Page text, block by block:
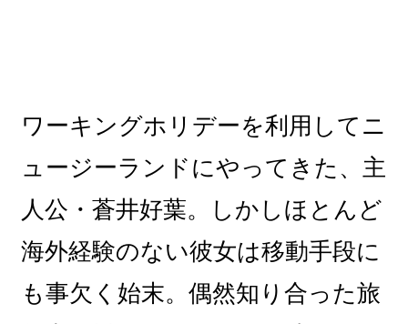
ワーキングホリデーを利用してニ
ュージーランドにやってきた、主
人公・蒼井好葉。しかしほとんど
海外経験のない彼女は移動手段に
も事欠く始末。偶然知り合った旅